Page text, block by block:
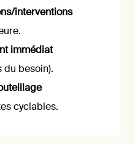
interventions
immédiat
du besoin).
cyclables.